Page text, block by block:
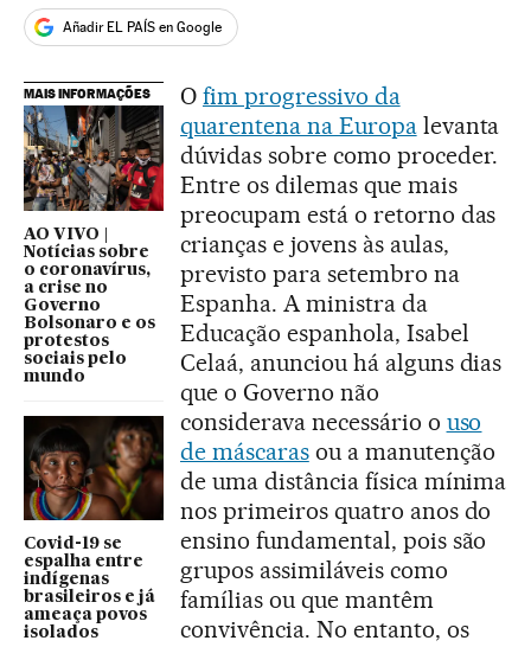
Añadir EL PAÍS en Google
MAIS INFORMAÇÕES
AO VIVO |
Notícias sobre
o coronavírus,
a crise no
Governo
Bolsonaro e os
protestos
sociais pelo
mundo
Covid-19 se
espalha entre
indígenas
brasileiros e já
ameaça povos
isolados
O fim progressivo da
quarentena na Europalevanta
dúvidas sobre como proceder.
Entre os dilemas que mais
preocupam está o retorno das
crianças e jovens às aulas,
previsto para setembro na
Espanha. A ministra da
Educação espanhola, Isabel
Celaá, anunciou há alguns dias
que o Governo não
considerava necessário o uso
de máscarasou a manutenção
de uma distância física mínima
nos primeiros quatro anos do
ensino fundamental, pois são
grupos assimiláveis como
famílias ou que mantêm
convivência. No entanto, os